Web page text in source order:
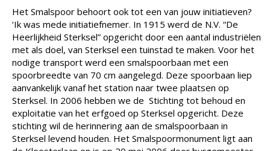
Het Smalspoor behoort ook tot een van jouw initiatieven?
‘Ik was mede initiatiefnemer. In 1915 werd de N.V. “De
Heerlijkheid Sterksel” opgericht door een aantal industriëlen
met als doel, van Sterksel een tuinstad te maken. Voor het
nodige transport werd een smalspoorbaan met een
spoorbreedte van 70 cm aangelegd. Deze spoorbaan liep
aanvankelijk vanaf het station naar twee plaatsen op
Sterksel. In 2006 hebben we de Stichting tot behoud en
exploitatie van het erfgoed op Sterksel opgericht. Deze
stichting wil de herinnering aan de smalspoorbaan in
Sterksel levend houden. Het Smalspoormonument ligt aan